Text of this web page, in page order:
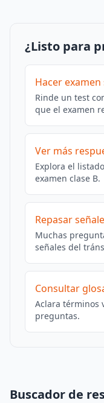
¿Listo para
Hacer
Rinde un test
que el examen
Ver más
Explora el
examen clase B.
Repasar
Muchas
señales del
Consultar
Aclara términos
preguntas.
Buscador de